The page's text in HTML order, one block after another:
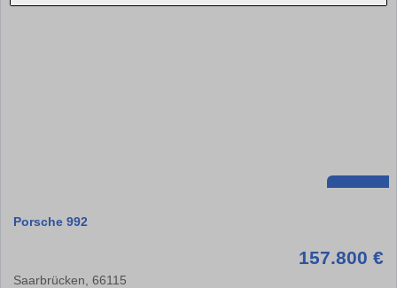
Porsche 992
157.800 €
Saarbrücken, 66115